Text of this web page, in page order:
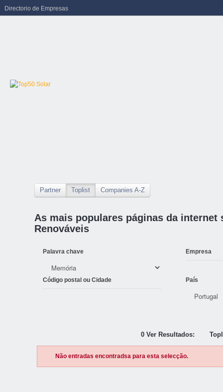
Partner Toplist Companies A-Z
As mais populares páginas da internet
Renováveis
Palavra chave Empresa
Código postal ou Cidade País
0 Ver Resultados:
Não entradas encontradsa para esta selecção.
Directorio de Empresas